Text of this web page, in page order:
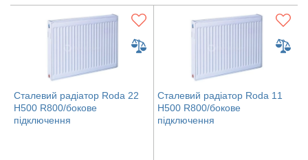
Сталевий радіатор Roda 22
H500 R800/бокове
підключення
Сталевий радіатор Roda 11
H500 R800/бокове
підключення